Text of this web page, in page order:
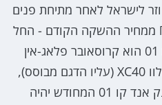
לישראל לאחר מתיחת פנים
זול יותר ב-50,000 ₪ ממחיר ההשקה הקודם - החל
מ-179,900 ₪. לינק אנד קו 01 הוא קרוסאובר פלאג-אין
קומפקטי מסדר הגודל של וולוו XC40 (עליו הדגם מבוסס),
ב.מ.וו X1, אודי Q3 ועוד. לינק אנד קו 01 המחודש יהיה